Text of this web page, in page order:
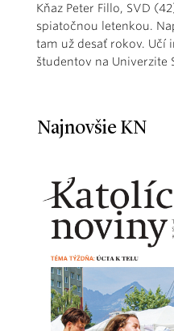
Kňaz Peter Fillo, SVD
spiatočnou letenkou.
tam už desať rokov. Učí
študentov na Univerzite
Najnovšie KN